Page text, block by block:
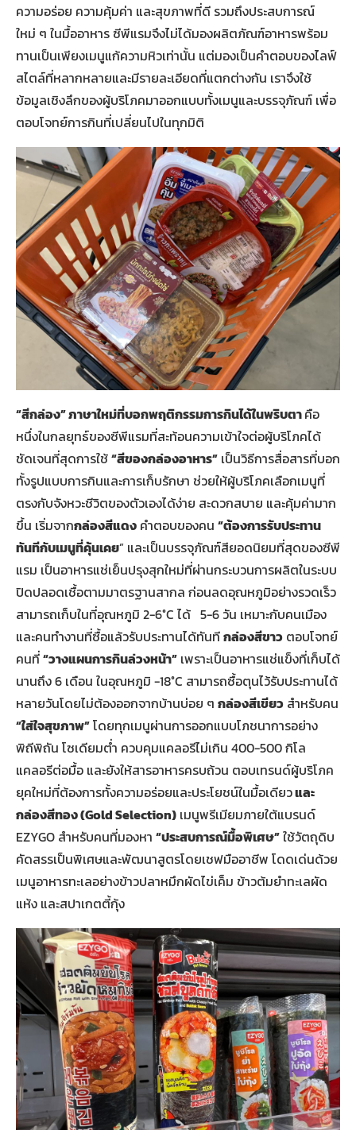
ความอร่อย ความคุ้มค่า และสุขภาพที่ดี รวมถึงประสบการณ์
ใหม่ ๆ ในมื้ออาหาร ซีพีแรมจึงไม่ได้มองผลิตภัณฑ์อาหารพร้อม
ทานเป็นเพียงเมนูแก้ความหิวเท่านั้น แต่มองเป็นคำตอบของไลฟ์
สไตล์ที่หลากหลายและมีรายละเอียดที่แตกต่างกัน เราจึงใช้
ข้อมูลเชิงลึกของผู้บริโภคมาออกแบบทั้งเมนูและบรรจุภัณฑ์ เพื่อ
ตอบโจทย์การกินที่เปลี่ยนไปในทุกมิติ
“สีกล่อง” ภาษาใหม่ที่บอกพฤติกรรมการกินได้ในพริบตาคือ
หนึ่งในกลยุทธ์ของซีพีแรมที่สะท้อนความเข้าใจต่อผู้บริโภคได้
ชัดเจนที่สุดการใช้“สีของกล่องอาหาร” เป็นวิธีการสื่อสารที่บอก
ทั้งรูปแบบการกินและการเก็บรักษา ช่วยให้ผู้บริโภคเลือกเมนูที่
ตรงกับจังหวะชีวิตของตัวเองได้ง่าย สะดวกสบาย และคุ้มค่ามาก
ขึ้น เริ่มจากกล่องสีแดง คำตอบของคน “ต้องการรับประทาน
ทันทีกับเมนูที่คุ้นเคย” และเป็นบรรจุภัณฑ์สียอดนิยมที่สุดของซีพี
แรม เป็นอาหารแช่เย็นปรุงสุกใหม่ที่ผ่านกระบวนการผลิตในระบบ
ปิดปลอดเชื้อตามมาตรฐานสากล ก่อนลดอุณหภูมิอย่างรวดเร็ว
สามารถเก็บในที่อุณหภูมิ 2-6°C ได้ 5-6 วัน เหมาะกับคนเมือง
และคนทำงานที่ซื้อแล้วรับประทานได้ทันทีกล่องสีขาว ตอบโจทย์
คนที่“วางแผนการกินล่วงหน้า” เพราะเป็นอาหารแช่แข็งที่เก็บได้
นานถึง 6 เดือน ในอุณหภูมิ -18°C สามารถซื้อตุนไว้รับประทานได้
หลายวันโดยไม่ต้องออกจากบ้านบ่อย ๆ กล่องสีเขียว สำหรับคน
“ใส่ใจสุขภาพ”โดยทุกเมนูผ่านการออกแบบโภชนาการอย่าง
พิถีพิถัน โซเดียมต่ำ ควบคุมแคลอรีไม่เกิน 400-500 กิโล
แคลอรีต่อมื้อ และยังให้สารอาหารครบถ้วน ตอบเทรนด์ผู้บริโภค
ยุคใหม่ที่ต้องการทั้งความอร่อยและประโยชน์ในมื้อเดียวและ
กล่องสีทอง (Gold Selection) เมนูพรีเมียมภายใต้แบรนด์
EZYGO สำหรับคนที่มองหา “ประสบการณ์มื้อพิเศษ”ใช้วัตถุดิบ
คัดสรรเป็นพิเศษและพัฒนาสูตรโดยเชฟมืออาชีพ โดดเด่นด้วย
เมนูอาหารทะเลอย่างข้าวปลาหมึกผัดไข่เค็ม ข้าวต้มยำทะเลผัด
แห้ง และสปาเกตตี้กุ้ง